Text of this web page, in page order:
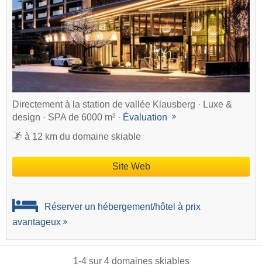
Directement à la station de vallée Klausberg · Luxe &
design · SPA de 6000 m² · Évaluation
à 12 km du domaine skiable
Site Web
Réserver un hébergement/hôtel à prix
avantageux
1-4sur 4 domaines skiables